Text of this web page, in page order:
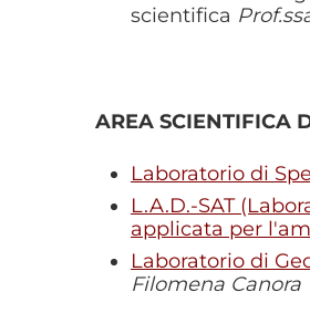
scientifica
AREA SCIENTIFICA
Laboratorio di
L.A.D.-SAT
applicata per
Laboratorio di
Filomena Canora